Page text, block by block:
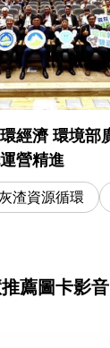
產官學百人
營精進
灰渣資源循環
薦圖卡影音